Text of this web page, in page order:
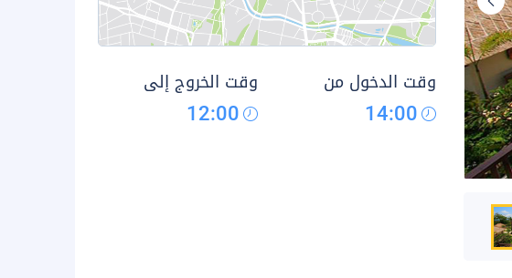
وقت الدخول من
14:00
وقت الخروج إلى
12:00